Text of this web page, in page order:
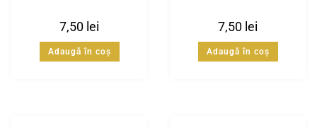
7,50 lei
Adaugă în coș
7,50 lei
Adaugă în coș